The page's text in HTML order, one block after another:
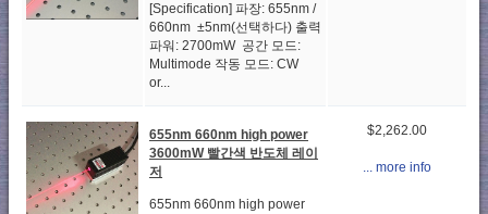
[Specification] 파장: 655nm /
660nm ±5nm(선택하다) 출력
파워: 2700mW 공간 모드:
Multimode 작동 모드: CW
or...
655nm 660nm high power
3600mW 빨간색 반도체 레이
저
655nm 660nm high power
$2,262.00
... more info